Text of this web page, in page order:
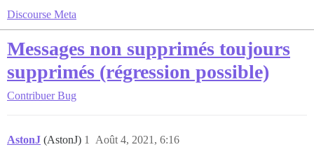
Discourse Meta
Messages non supprimés toujours
supprimés (régression possible)
Contribuer Bug
AstonJ (AstonJ) Août 4, 2021, 6:16
1